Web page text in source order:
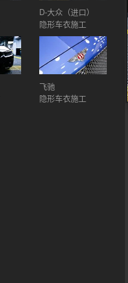
D-大众（进口）
隐形车衣施工
飞驰
隐形车衣施工